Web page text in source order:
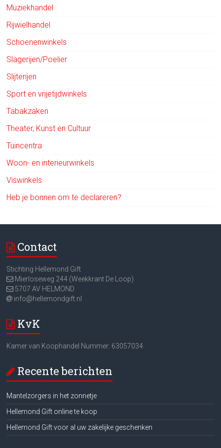
Muziekhandel
Rijwielhandel
Schoenenwinkels
Slagerijen/Poelier
Slijterijen
Sport en vrijetijdwinkels
Tabakzaken
Theater, Kunst en Cultuur
Tuincentra
Woon- en interieurwinkels
Viswinkels
Heb je bonnen om te declareren?
Contact
Stichting Hellemond Gift
Mierloseweg 244 (Weekkrant De Loop)
5707 AV HELMOND
info@hellemondgift.nl
KvK
Kamer van Koophandel Nummer: 63057034
Recente berichten
Mantelzorgers in het zonnetje
Hellemond Gift online te koop
Hellemond Gift voor al uw zakelijke geschenken